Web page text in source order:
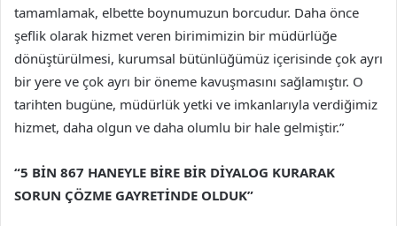
tamamlamak, elbette boynumuzun borcudur. Daha önce
şeflik olarak hizmet veren birimimizin bir müdürlüğe
dönüştürülmesi, kurumsal bütünlüğümüz içerisinde çok ayrı
bir yere ve çok ayrı bir öneme kavuşmasını sağlamıştır. O
tarihten bugüne, müdürlük yetki ve imkanlarıyla verdiğimiz
hizmet, daha olgun ve daha olumlu bir hale gelmiştir.”
“5 BİN 867 HANEYLE BİRE BİR DİYALOG KURARAK
SORUN ÇÖZME GAYRETİNDE OLDUK”